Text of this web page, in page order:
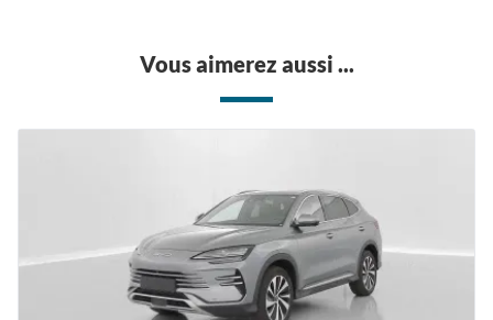
Vous aimerez aussi ...